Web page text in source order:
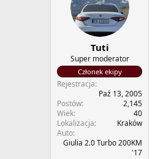
Tuti
Super moderator
Członek ekipy
Rejestracja
Paź 13, 2005
Postów
2,145
Wiek
40
Lokalizacja
Kraków
Auto
Giulia 2.0 Turbo 200KM
'17